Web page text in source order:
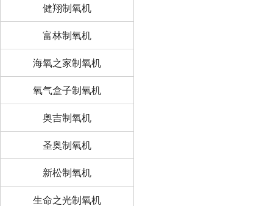
健翔制氧机
富林制氧机
海氧之家制氧机
氧气盒子制氧机
奥吉制氧机
圣奥制氧机
新松制氧机
生命之光制氧机